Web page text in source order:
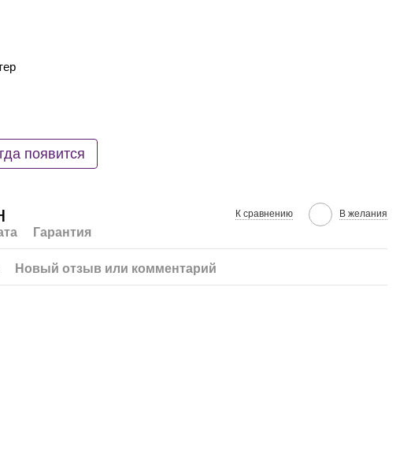
появится
К сравнению В желания
Гарантия
Новый отзыв или комментарий